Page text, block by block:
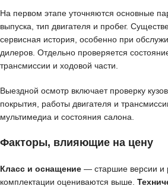
На первом этапе уточняются основные
выпуска, тип двигателя и пробег.
сервисная история, особенно при
дилеров. Отдельно проверяется
трансмиссии и ходовой части.
Выездной осмотр включает проверку
покрытия, работы двигателя и
мультимедиа и состояния салона.
Факторы, влияющие на цену
Класс и оснащение — старшие версии и
комплектации оцениваются выше.